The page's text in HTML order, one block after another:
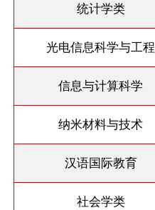
统计学类
光电信息科学与工程
信息与计算科学
纳米材料与技术
汉语国际教育
社会学类